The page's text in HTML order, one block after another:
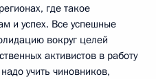
где такое
и успех. Все успешные
вокруг целей
активистов в работу
учить чиновников,